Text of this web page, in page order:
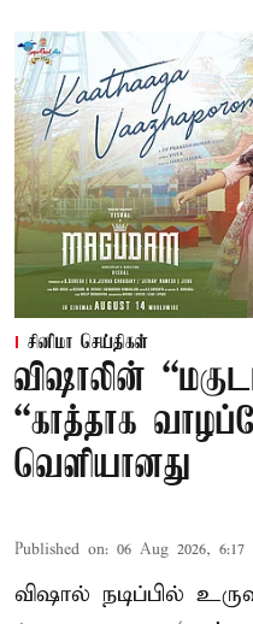
சினிமா செய்திகள்
விஷாலின்
“காத்தாக
வெளியானது
Published on: 06 Aug 2026, 6:17
விஷால் நடிப்பில்